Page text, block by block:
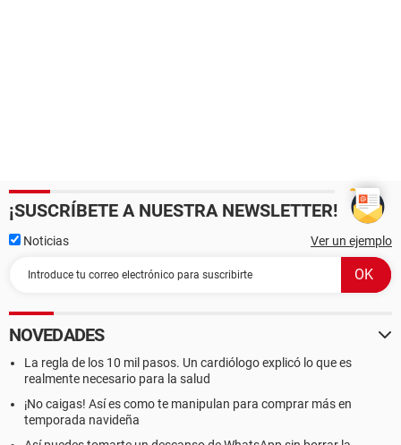
¡SUSCRÍBETE A NUESTRA NEWSLETTER!
Noticias Ver un ejemplo
NOVEDADES
La regla de los 10 mil pasos. Un cardiólogo explicó lo que es
realmente necesario para la salud
¡No caigas! Así es como te manipulan para comprar más en
temporada navideña